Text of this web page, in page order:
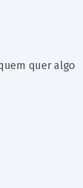
quer algo